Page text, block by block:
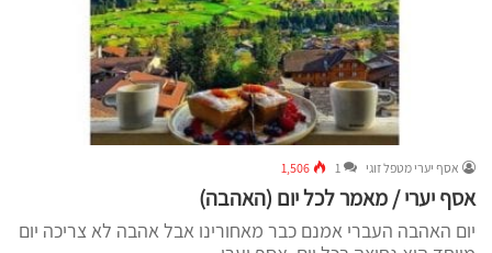
אסף יערי מטפל זוגי 1
1,506
אסף יערי / מאמר לכל יום (האהבה)
יום האהבה העברי אמנם כבר מאחורינו אבל אהבה לא צריכה יום